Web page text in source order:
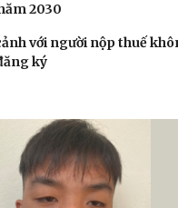
2030
với người nộp thuế
ký